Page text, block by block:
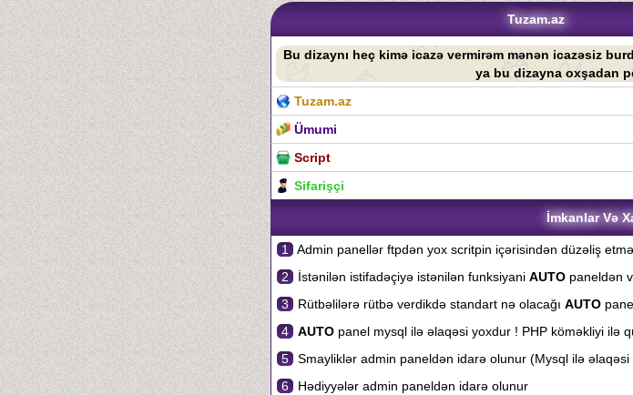
Tuzam.az
Bu dizaynı heç kimə icazə vermirəm mənən icazəsiz
ya bu dizayna oxşadan
Tuzam.az
Ümumi
Script
Sifarişçi
İmkanlar Və
1
Admin panellər ftpdən yox scritpin içərisindən düzəliş
2
İstənilən istifadəçiyə istənilən funksiyani AUTO paneldən
3
Rütbəlilərə rütbə verdikdə standart nə olacağı AUTO
4
AUTO panel mysql ilə əlaqəsi yoxdur ! PHP köməkliyi ilə
5
Smayliklər admin paneldən idarə olunur (Mysql ilə əlaqəsi
6
Hədiyyələr admin paneldən idarə olunur